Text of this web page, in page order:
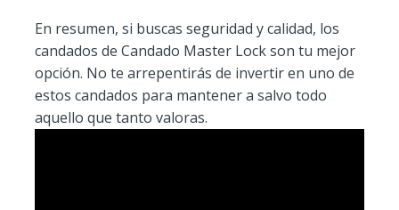
En resumen, si buscas seguridad y calidad, los
candados de Candado Master Lock son tu mejor
opción. No te arrepentirás de invertir en uno de
estos candados para mantener a salvo todo
aquello que tanto valoras.